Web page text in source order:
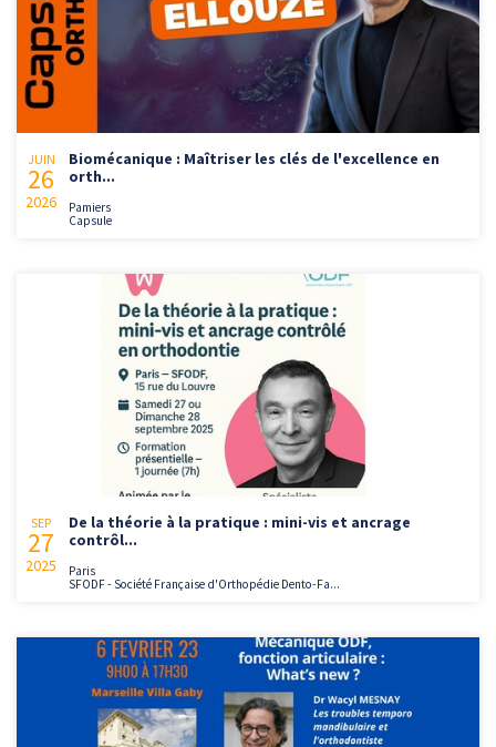
JUIN
26
2026
Biomécanique : Maîtriser les clés de l'excellence en
orth...
Pamiers
Capsule
SEP
27
2025
De la théorie à la pratique : mini-vis et ancrage
contrôl...
Paris
SFODF - Société Française d'Orthopédie Dento-Fa...